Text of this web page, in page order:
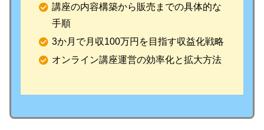
講座の内容構築から販売までの具体的な
手順
3か月で月収100万円を目指す収益化戦略
オンライン講座運営の効率化と拡大方法